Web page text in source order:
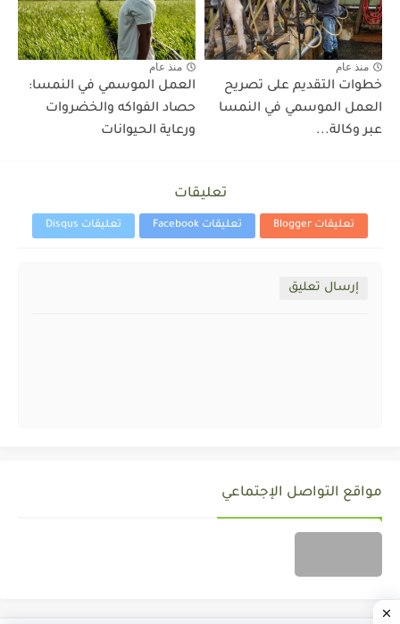
منذ عام
خطوات التقديم على تصريح
العمل الموسمي في النمسا
عبر وكالة...
منذ عام
العمل الموسمي في النمسا:
حصاد الفواكه والخضروات
ورعاية الحيوانات
تعليقات
تعليقات Blogger تعليقات Facebook تعليقات Disqus
إرسال تعليق
مواقع التواصل الإجتماعي